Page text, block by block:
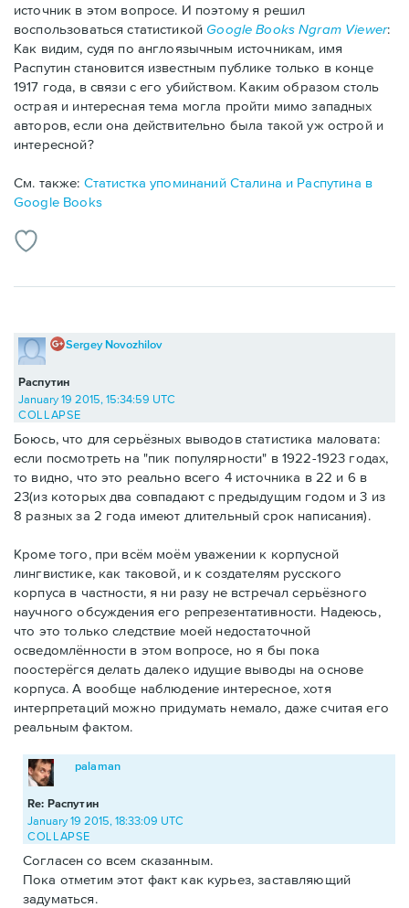
источник в этом вопросе. И поэтому я решил
воспользоваться статистикой Google Books Ngram Viewer:
Как видим, судя по англоязычным источникам, имя
Распутин становится известным публике только в конце
1917 года, в связи с его убийством. Каким образом столь
острая и интересная тема могла пройти мимо западных
авторов, если она действительно была такой уж острой и
интересной?
См. также: Статистка упоминаний Сталина и Распутина в
Google Books
Распутин
Sergey Novozhilov
January 19 2015, 15:34:59 UTC
COLLAPSE
Боюсь, что для серьёзных выводов статистика маловата:
если посмотреть на "пик популярности" в 1922-1923 годах,
то видно, что это реально всего 4 источника в 22 и 6 в
23(из которых два совпадают с предыдущим годом и 3 из
8 разных за 2 года имеют длительный срок написания).
Кроме того, при всём моём уважении к корпусной
лингвистике, как таковой, и к создателям русского
корпуса в частности, я ни разу не встречал серьёзного
научного обсуждения его репрезентативности. Надеюсь,
что это только следствие моей недостаточной
осведомлённости в этом вопросе, но я бы пока
поостерёгся делать далеко идущие выводы на основе
корпуса. А вообще наблюдение интересное, хотя
интерпретаций можно придумать немало, даже считая его
реальным фактом.
Re: Распутин
palaman
January 19 2015, 18:33:09 UTC
COLLAPSE
Согласен со всем сказанным.
Пока отметим этот факт как курьез, заставляющий
задуматься.